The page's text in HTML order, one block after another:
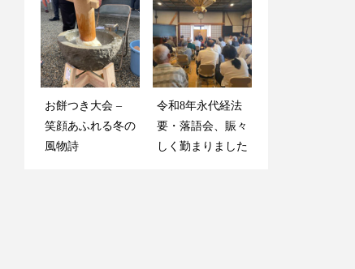
お餅つき大会 –
笑顔あふれる冬の
風物詩
令和8年永代経法
要・落語会、賑々
しく勤まりました
令和6年 永代経法
要＆落語会
心温まる冬の一
日：大親寺のお餅
つき